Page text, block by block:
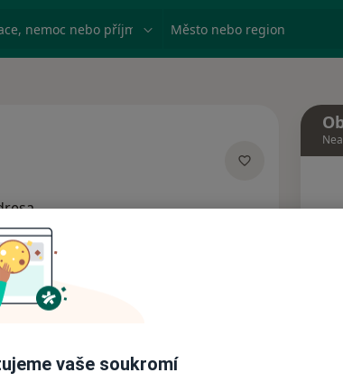
nemoc nebo příjmení Město nebo region
Rezervovat termín
Názory pacientů (1)
vaše soukromí